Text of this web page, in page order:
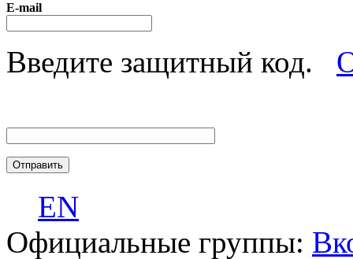
E-mail
Введите защитный код.
EN
Официальные группы: